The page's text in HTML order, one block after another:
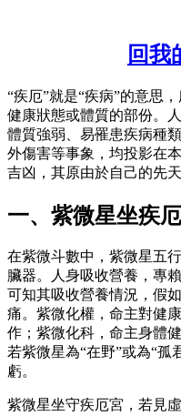
回我
“疾厄”就是“疾病”的意思
健康狀態或體質的部份。
體質強弱、易罹患疾病種
外傷害等事象，均投影在
吉凶，其原由於自己的先
一、紫微星坐疾
在紫微斗數中，紫微星五
臟器。人身吸收營養，專
可知其吸收營養情況，假
痛。紫微化權，命主對健
作；紫微化科，命主身體
若紫微星為“在野”或為“孤
虧。
紫微星坐守疾厄宮，若見